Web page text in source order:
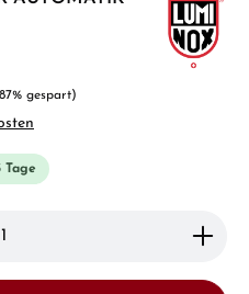
gespart)
Tage
gewünschten Wert ein